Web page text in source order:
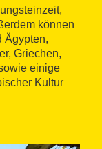
können
Ägypten,
Griechen,
einige
Kultur